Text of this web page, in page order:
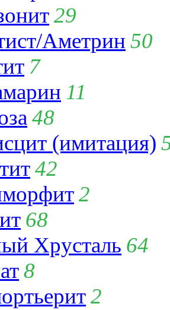
29
Аметрин 50
7
11
48
(имитация)
42
2
68
Хрусталь 64
8
2